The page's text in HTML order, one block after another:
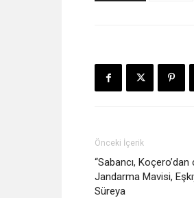
Önceki İçerik
“Sabancı,
Jandarma Mavisi,
Süreya